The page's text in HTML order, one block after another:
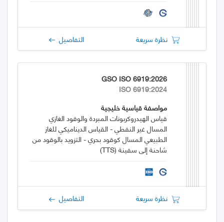
نظرة سريعة التفاصيل
GSO ISO 6919:2026
ISO 6919:2024
مواصفة قياسية خليجية
قياس الهيدروكربونات المبردة والوقود الغازي
المسال غير النفطي - القياس الديناميكي للغاز
الطبيعي المسال كوقود بحري - التزويد بالوقود من
شاحنة إلى سفينة (TTS)
نظرة سريعة التفاصيل